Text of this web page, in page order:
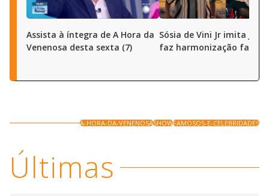
Assista à íntegra de A Hora da
Venenosa desta sexta (7)
Sósia de Vini Jr imita
faz harmonização facial
A-HORA-DA-VENENOSASHOWFAMOSOS-E-CELEBRIDADES
Últimas